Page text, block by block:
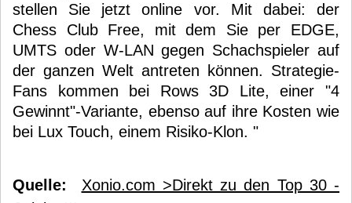
stellen Sie jetzt online vor. Mit dabei: der
Chess Club Free, mit dem Sie per EDGE,
UMTS oder W-LAN gegen Schachspieler auf
der ganzen Welt antreten können. Strategie-
Fans kommen bei Rows 3D Lite, einer "4
Gewinnt"-Variante, ebenso auf ihre Kosten wie
bei Lux Touch, einem Risiko-Klon. "
Quelle:
Xonio.com >Direkt zu den Top 30 -